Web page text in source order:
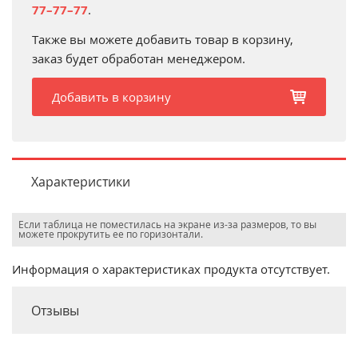
77–77–77.
Также вы можете добавить товар в корзину,
заказ будет обработан менеджером.
Добавить в корзину b
Характеристики
Если таблица не поместилась на экране из-за размеров, то вы
можете прокрутить ее по горизонтали.
Информация о характеристиках продукта отсутствует.
Отзывы